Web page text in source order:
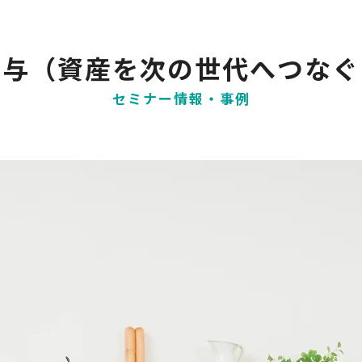
セミナー情報・事例
（資産を次の世代へつな